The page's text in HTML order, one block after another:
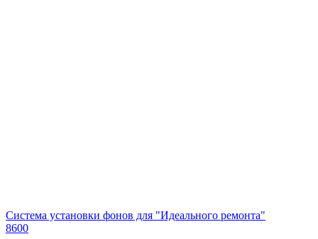
Система установки фонов для "Идеального ремонта"
8600